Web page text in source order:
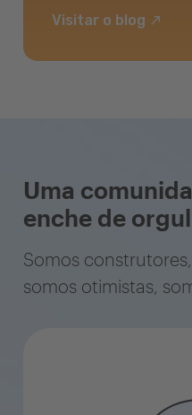
Visitar o blog
Uma
enche de
Somos
somos otimistas,